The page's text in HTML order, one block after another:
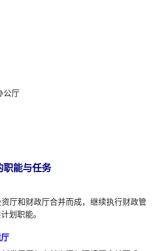
公厅
职能与任务
厅和财政厅合并而成，继续执行财政管
划职能。